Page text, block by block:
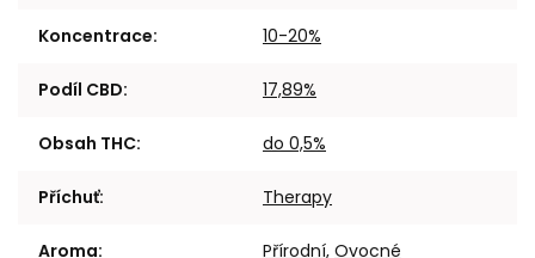
Koncentrace: 10-20%
Podíl CBD: 17,89%
Obsah THC: do 0,5%
Příchuť: Therapy
Aroma: Přírodní, Ovocné